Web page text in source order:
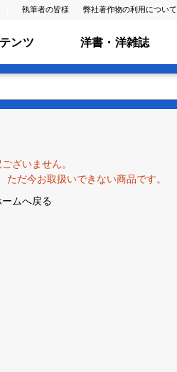
執筆者の皆様 弊社著作物の利用について
ンツ 洋書・洋雑誌
ざいません。
ただ今お取扱いできない商品です。
ームへ戻る